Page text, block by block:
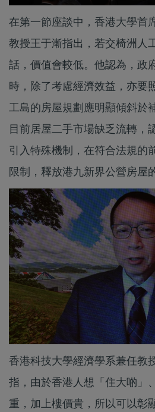
在第一節座談中，香港大學首
教授王于漸指出，若交椅洲人
話，價值會較低。他認為，政
時，除了考慮經濟效益，亦要
工島的房屋規劃應明顯傾斜於
目前居屋二手市場缺乏流轉，
引入特殊機制，在符合法規的
限制，釋放港九新界公營房屋
香港科技大學經濟學系兼任教
指，由於香港人想「住大啲」
重，加上樓價貴，所以可以彰